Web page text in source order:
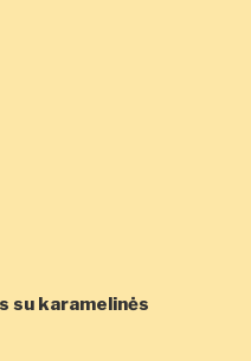
su karamelinės